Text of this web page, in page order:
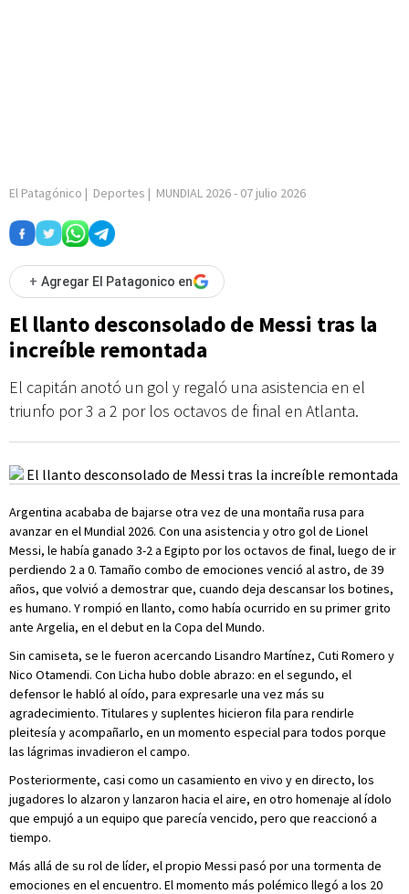
El Patagónico | Deportes | MUNDIAL 2026- 07 julio 2026
+ Agregar El Patagonico en
El llanto desconsolado de Messi tras la
increíble remontada
El capitán anotó un gol y regaló una asistencia en el
triunfo por 3 a 2 por los octavos de final en Atlanta.
Argentina acababa de bajarse otra vez de una montaña rusa para
avanzar en el Mundial 2026. Con una asistencia y otro gol de Lionel
Messi, le había ganado 3-2 a Egipto por los octavos de final, luego de ir
perdiendo 2 a 0. Tamaño combo de emociones venció al astro, de 39
años, que volvió a demostrar que, cuando deja descansar los botines,
es humano. Y rompió en llanto, como había ocurrido en su primer grito
ante Argelia, en el debut en la Copa del Mundo.
Sin camiseta, se le fueron acercando Lisandro Martínez, Cuti Romero y
Nico Otamendi. Con Licha hubo doble abrazo: en el segundo, el
defensor le habló al oído, para expresarle una vez más su
agradecimiento. Titulares y suplentes hicieron fila para rendirle
pleitesía y acompañarlo, en un momento especial para todos porque
las lágrimas invadieron el campo.
Posteriormente, casi como un casamiento en vivo y en directo, los
jugadores lo alzaron y lanzaron hacia el aire, en otro homenaje al ídolo
que empujó a un equipo que parecía vencido, pero que reaccionó a
tiempo.
Más allá de su rol de líder, el propio Messi pasó por una tormenta de
emociones en el encuentro. El momento más polémico llegó a los 20